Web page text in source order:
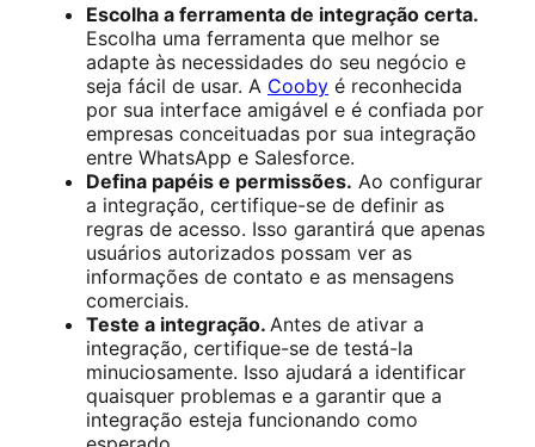
Escolha a ferramenta de integração certa.
Escolha uma ferramenta que melhor se
adapte às necessidades do seu negócio e
seja fácil de usar. A Cooby é reconhecida
por sua interface amigável e é confiada por
empresas conceituadas por sua integração
entre WhatsApp e Salesforce.
Defina papéis e permissões. Ao configurar
a integração, certifique-se de definir as
regras de acesso. Isso garantirá que apenas
usuários autorizados possam ver as
informações de contato e as mensagens
comerciais.
Teste a integração. Antes de ativar a
integração, certifique-se de testá-la
minuciosamente. Isso ajudará a identificar
quaisquer problemas e a garantir que a
integração esteja funcionando como